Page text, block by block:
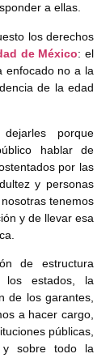
a ellas.
los derechos
de México: el
enfocado no a la
de la edad
porque
hablar de
por las
y personas
tenemos
y de llevar esa
de estructura
los estados, la
de los garantes,
a hacer cargo,
públicas,
y sobre todo la